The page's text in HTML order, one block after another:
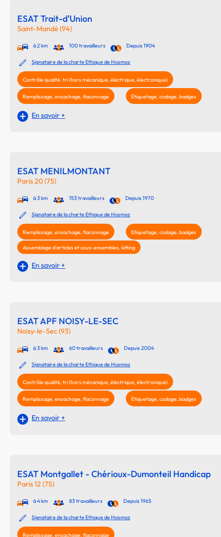
ESAT Trait-d'Union
Saint-Mandé (94)
à 2 km 100 travailleurs Depuis 1904
Signataire de la charte Ethique de Hosmoz
Contrôle qualité, tri (hors mécanique, électrique, électronique)
Remplissage, ensachage, flaconnage Etiquetage, codage, badges
En savoir +
ESAT MENILMONTANT
Paris 20 (75)
à 3 km 153 travailleurs Depuis 1970
Signataire de la charte Ethique de Hosmoz
Remplissage, ensachage, flaconnage Etiquetage, codage, badges
Assemblage d'articles et sous-ensembles, kitting
En savoir +
ESAT APF NOISY-LE-SEC
Noisy-le-Sec (93)
à 3 km 60 travailleurs Depuis 2004
Signataire de la charte Ethique de Hosmoz
Contrôle qualité, tri (hors mécanique, électrique, électronique)
Remplissage, ensachage, flaconnage Etiquetage, codage, badges
En savoir +
ESAT Montgallet - Chérioux-Dumonteil Handicap
Paris 12 (75)
à 4 km 83 travailleurs Depuis 1965
Signataire de la charte Ethique de Hosmoz
Remplissage, ensachage, flaconnage